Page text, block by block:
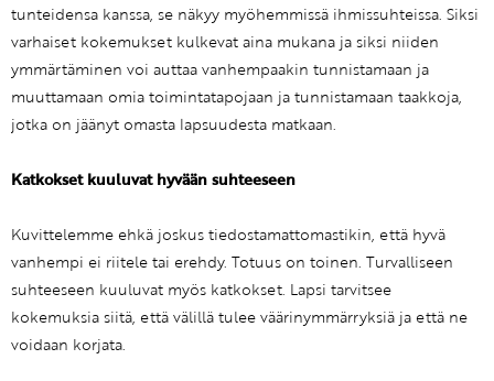
tunteidensa kanssa, se näkyy myöhemmissä ihmissuhteissa. Siksi
varhaiset kokemukset kulkevat aina mukana ja siksi niiden
ymmärtäminen voi auttaa vanhempaakin tunnistamaan ja
muuttamaan omia toimintatapojaan ja tunnistamaan taakkoja,
jotka on jäänyt omasta lapsuudesta matkaan.
Katkokset kuuluvat hyvään suhteeseen
Kuvittelemme ehkä joskus tiedostamattomastikin, että hyvä
vanhempi ei riitele tai erehdy. Totuus on toinen. Turvalliseen
suhteeseen kuuluvat myös katkokset. Lapsi tarvitsee
kokemuksia siitä, että välillä tulee väärinymmärryksiä ja että ne
voidaan korjata.